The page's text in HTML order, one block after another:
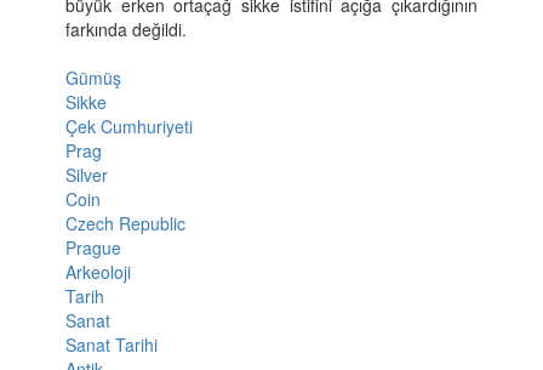
farkında değildi.
Gümüş
Sikke
Çek Cumhuriyeti
Prag
Silver
Coin
Czech Republic
Prague
Arkeoloji
Tarih
Sanat
Sanat Tarihi